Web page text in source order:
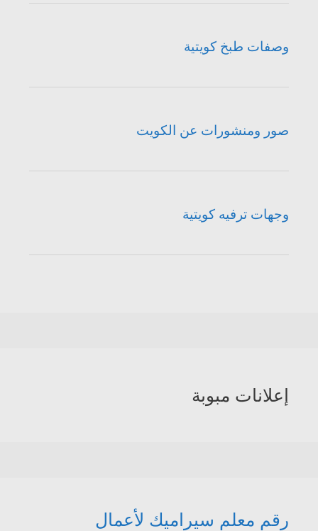
وصفات طبخ كويتية
صور ومنشورات عن الكويت
وجهات ترفيه كويتية
إعلانات مبوبة
رقم معلم سيراميك لأعمال